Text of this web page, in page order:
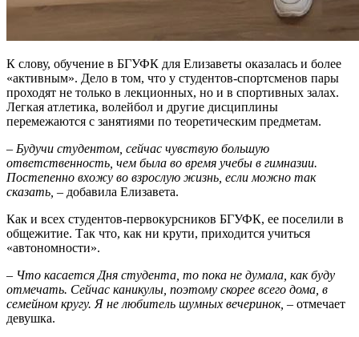
К слову, обучение в БГУФК для Елизаветы оказалась и более
«активным». Дело в том, что у студентов-спортсменов пары
проходят не только в лекционных, но и в спортивных залах.
Легкая атлетика, волейбол и другие дисциплины
перемежаются с занятиями по теоретическим предметам.
– Будучи студентом, сейчас чувствую большую
ответственность, чем была во время учебы в гимназии.
Постепенно вхожу во взрослую жизнь, если можно так
сказать, – добавила Елизавета.
Как и всех студентов-первокурсников БГУФК, ее поселили в
общежитие. Так что, как ни крути, приходится учиться
«автономности».
– Что касается Дня студента, то пока не думала, как буду
отмечать. Сейчас каникулы, поэтому скорее всего дома, в
семейном кругу. Я не любитель шумных вечеринок, – отмечает
девушка.